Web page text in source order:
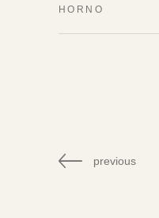
HORNO
previous